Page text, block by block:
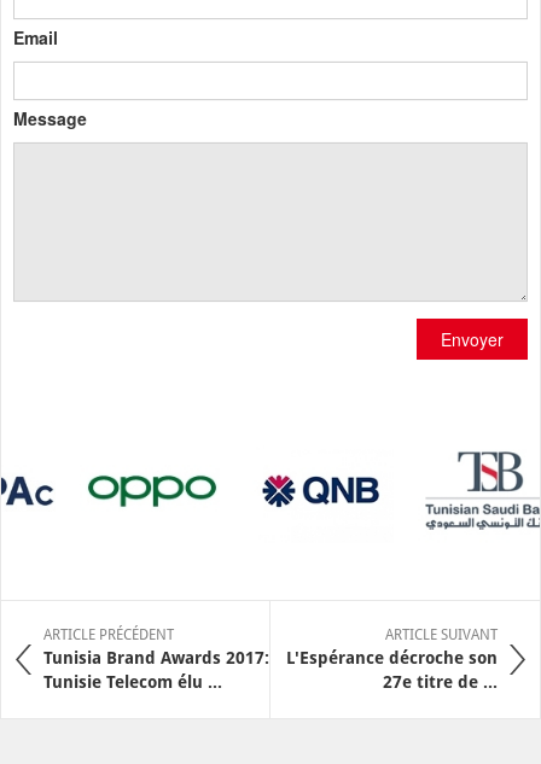
Email
Message
Envoyer
ARTICLE PRÉCÉDENT
Tunisia Brand Awards 2017:
Tunisie Telecom élu ...
ARTICLE SUIVANT
L'Espérance décroche son
27e titre de ...